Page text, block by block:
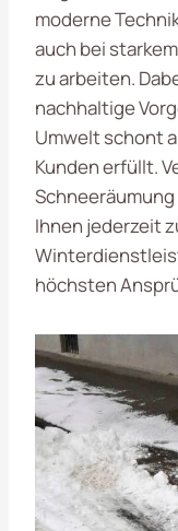
moderne
auch bei
zu arbeiten.
nachhaltige
Umwelt schont
Kunden erfüllt.
Ihnen jederzeit
höchsten